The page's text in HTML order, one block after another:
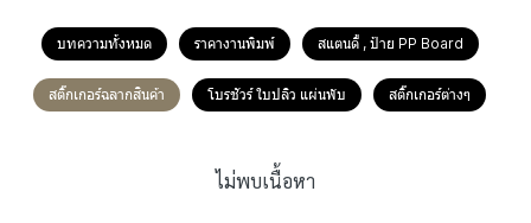
บทความทั้งหมด ราคางานพิมพ์ สแตนดี้ , ป้าย PP Board
สติ๊กเกอร์ฉลากสินค้า โบรชัวร์ ใบปลิว แผ่นพับ สติ๊กเกอร์ต่างๆ
ไม่พบเนื้อหา